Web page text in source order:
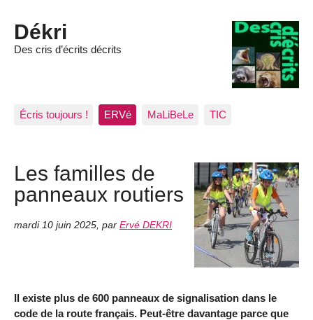
Dékri
Des cris d’écrits décrits
Écris toujours ! ERVé MaLiBeLe TIC
Les familles de
panneaux routiers
mardi 10 juin 2025, par Ervé DEKRI
Il existe plus de 600 panneaux de signalisation dans le
code de la route français. Peut-être davantage parce que